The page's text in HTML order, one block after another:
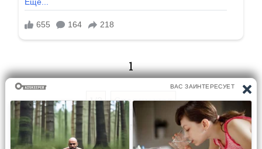
1
1/2 Следующая
Перейти на страницу: